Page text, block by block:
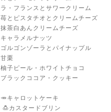
ラ・フランスとサワークリーム
苺とピスタチオとクリームチーズ
抹茶白あんクリームチーズ
キャラメルナッツ
ゴルゴンゾーラとパイナップル
甘栗
柚子ピール・ホワイトチョコ
ブラックココア・クッキー
🥕キャロットケーキ
🍮カスタードブリン